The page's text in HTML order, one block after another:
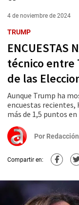
4 de noviembre de 2024
TRUMP
ENCUESTAS
técnico entre
de las
Aunque Trump ha
encuestas recientes,
más de 1,5 puntos
Por
Compartir en: